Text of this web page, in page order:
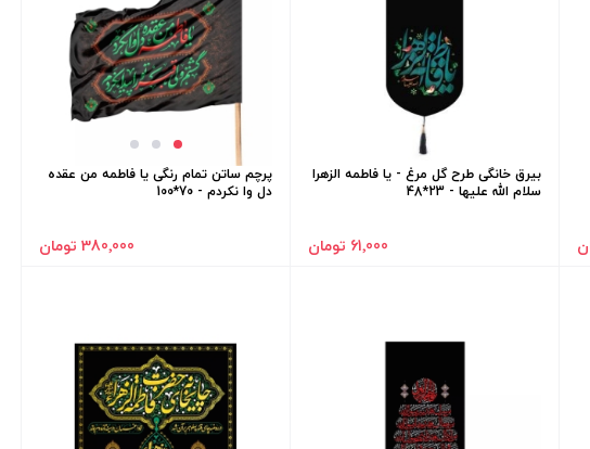
بیرق خانگی طرح گل مرغ - یا فاطمه الزهرا
سلام الله علیها - 23*48
61٬000 تومان
پرچم ساتن تمام رنگی یا فاطمه من عقده
دل وا نکردم - 70*100
380٬000 تومان